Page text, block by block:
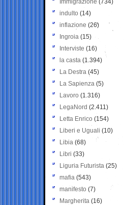
Immigrazione (734)
indulto (14)
inflazione (26)
Ingroia (15)
Interviste (16)
la casta (1.394)
La Destra (45)
La Sapienza (5)
Lavoro (1.316)
LegaNord (2.411)
Letta Enrico (154)
Liberi e Uguali (10)
Libia (68)
Libri (33)
Liguria Futurista (25)
mafia (543)
manifesto (7)
Margherita (16)